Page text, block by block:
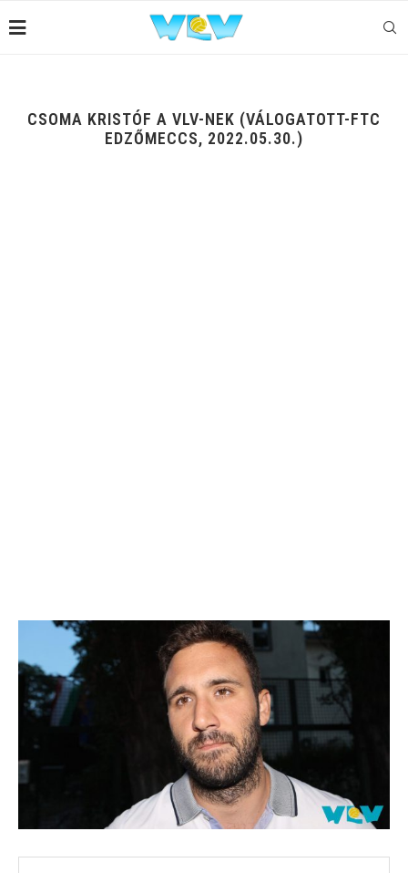
CSOMA KRISTÓF A VLV-NEK (VÁLOGATOTT-FTC
EDZŐMECCS, 2022.05.30.)